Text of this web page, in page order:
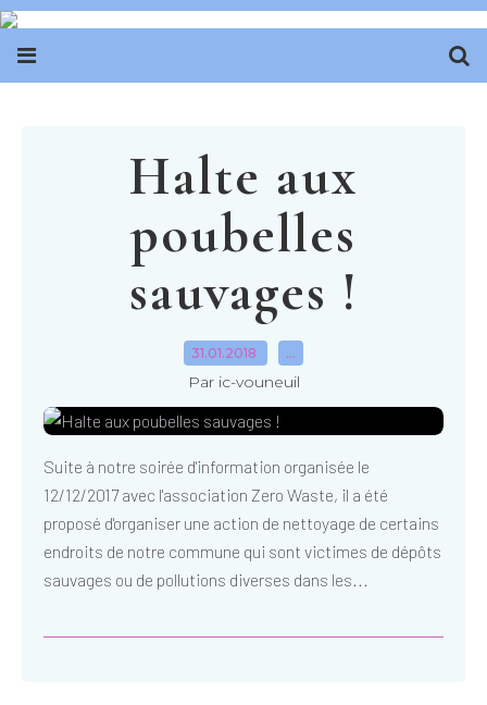
Halte aux
poubelles
sauvages !
31.01.2018 …
Par ic-vouneuil
Suite à notre soirée d'information organisée le
12/12/2017 avec l'association Zero Waste, il a été
proposé d'organiser une action de nettoyage de certains
endroits de notre commune qui sont victimes de dépôts
sauvages ou de pollutions diverses dans les...